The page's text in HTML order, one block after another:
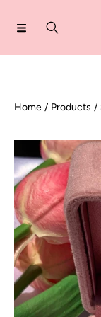
VAI
Home Products
PASSA
PRODOTTO